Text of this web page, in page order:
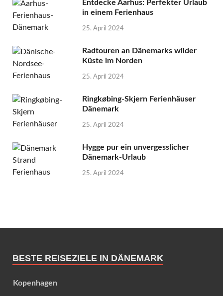
Entdecke Aarhus: Perfekter Urlaub
in einem Ferienhaus
25. April 2024
Radtouren an Dänemarks wilder
Küste im Norden
25. April 2024
Ringkøbing-Skjern Ferienhäuser
Dänemark
25. April 2024
Hygge pur ein unvergesslicher
Dänemark-Urlaub
25. April 2024
BESTE REISEZIELE IN DÄNEMARK
Kopenhagen